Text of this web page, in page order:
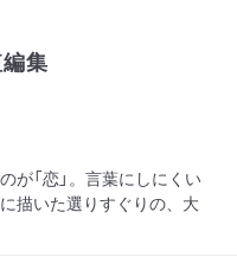
集
「恋」。言葉にしにくい
描いた選りすぐりの、大